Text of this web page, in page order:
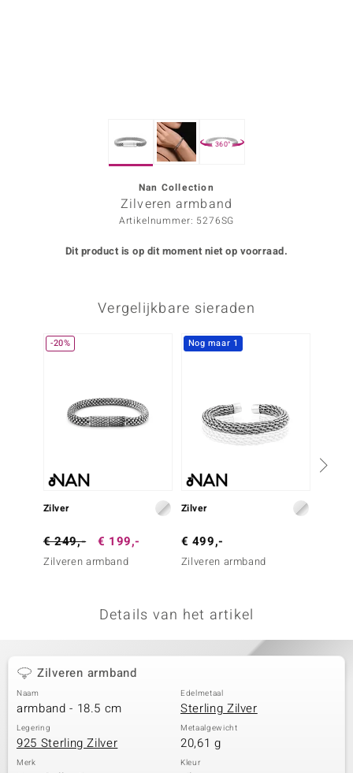
Collection
360°
Nan Collection
Zilveren armband
Artikelnummer: 5276SG
Dit product is op dit moment niet op voorraad.
Vergelijkbare sieraden
-20%
Zilver
€ 249,- € 199,-
Zilveren armband
Nog maar 1
Zilver
€ 499,-
Zilveren armband
Details van het artikel
Zilveren armband
Naam
armband - 18.5 cm
Edelmetaal
Sterling Zilver
Legering
925 Sterling Zilver
Metaalgewicht
20,61 g
Merk Kleur